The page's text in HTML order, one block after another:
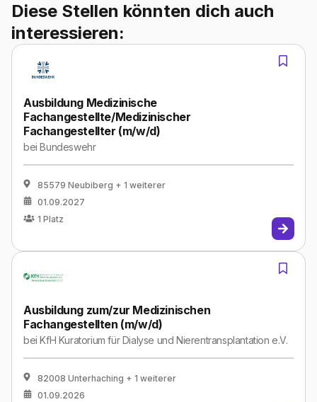
Diese Stellen könnten dich auch
interessieren:
Ausbildung Medizinische
Fachangestellte/Medizinischer
Fachangestellter (m/w/d)
beiBundeswehr
85579 Neubiberg + 1 weiterer
01.09.2027
1 Platz
Ausbildung zum/zur Medizinischen
Fachangestellten (m/w/d)
beiKfH Kuratorium für Dialyse und Nierentransplantation e.V.
82008 Unterhaching + 1 weiterer
01.09.2026